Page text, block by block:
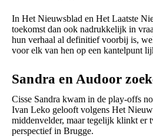
In Het Nieuwsblad en Het Laatste
toekomst dan ook nadrukkelijk in
hun verhaal al definitief voorbij is,
voor elk van hen op een kantelpunt
Sandra en Audoor
Cisse Sandra kwam in de play-offs
Ivan Leko gelooft volgens Het
middenvelder, maar tegelijk klinkt er
perspectief in Brugge.